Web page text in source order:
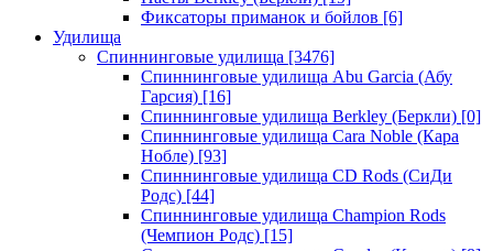
Фиксаторы приманок и бойлов [6]
Удилища
Спиннинговые удилища [3476]
Спиннинговые удилища Abu Garcia (Абу
Гарсия) [16]
Спиннинговые удилища Berkley (Беркли) [0]
Спиннинговые удилища Cara Noble (Кара
Нобле) [93]
Спиннинговые удилища CD Rods (СиДи
Родс) [44]
Спиннинговые удилища Champion Rods
(Чемпион Родс) [15]